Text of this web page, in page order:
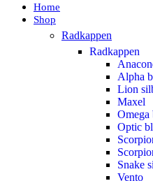
Home
Shop
Radkappen
Radkappen
Alpha
Lion
Maxel
Omega
Optic
Snake
Vento